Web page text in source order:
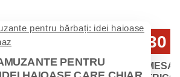
PENTRU
30